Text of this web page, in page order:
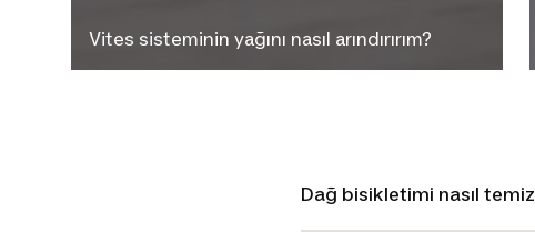
Vites sisteminin yağını nasıl arındırırım?
Dağ bisikletimi nasıl